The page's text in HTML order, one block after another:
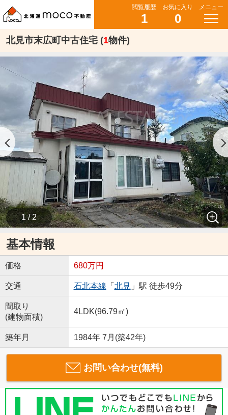
閲覧履歴
1
お気に入り
0
メニュー
北見市末広町中古住宅 (1物件)
1 / 2
基本情報
価格 680万円
交通 石北本線 「 北見 」駅 徒歩49分
間取り
(建物面積)
4LDK(96.79㎡)
築年月 1984年 7月(築42年)
お問い合わせ(無料)